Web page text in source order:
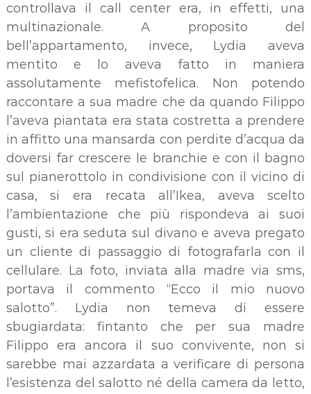
controllava il call center era, in effetti, una
multinazionale. A proposito del
bell’appartamento, invece, Lydia aveva
mentito e lo aveva fatto in maniera
assolutamente mefistofelica. Non potendo
raccontare a sua madre che da quando Filippo
l’aveva piantata era stata costretta a prendere
in affitto una mansarda con perdite d’acqua da
doversi far crescere le branchie e con il bagno
sul pianerottolo in condivisione con il vicino di
casa, si era recata all’Ikea, aveva scelto
l’ambientazione che più rispondeva ai suoi
gusti, si era seduta sul divano e aveva pregato
un cliente di passaggio di fotografarla con il
cellulare. La foto, inviata alla madre via sms,
portava il commento “Ecco il mio nuovo
salotto”. Lydia non temeva di essere
sbugiardata: fintanto che per sua madre
Filippo era ancora il suo convivente, non si
sarebbe mai azzardata a verificare di persona
l’esistenza del salotto né della camera da letto,